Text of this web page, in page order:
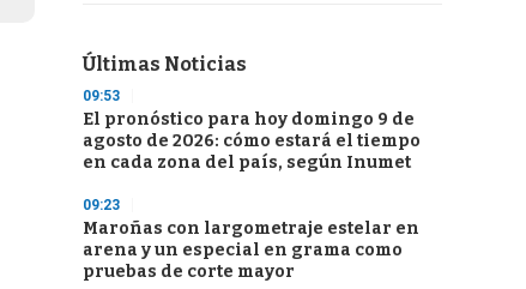
Últimas Noticias
09:53
El pronóstico para hoy domingo 9 de
agosto de 2026: cómo estará el tiempo
en cada zona del país, según Inumet
09:23
Maroñas con largometraje estelar en
arena y un especial en grama como
pruebas de corte mayor